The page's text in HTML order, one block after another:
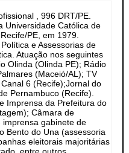
, 996 DRT/PE.
Universidade Católica de
PE, em 1979.
e Assessorias de
Atuação nos seguintes
Olinda (Olinda PE); Rádio
(Maceió/AL); TV
6 (Recife);Jornal do
Pernambuco (Recife).
Imprensa da Prefeitura do
Câmara de
gabinete de
Bento do Una (assessoria
eleitorais majoritárias